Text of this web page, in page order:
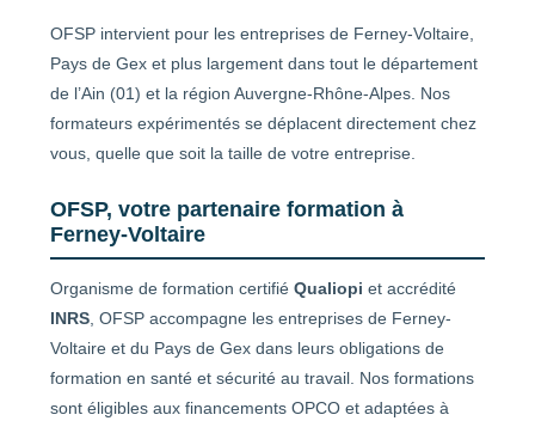
OFSP intervient pour les entreprises de Ferney-Voltaire,
Pays de Gex et plus largement dans tout le département
de l’Ain (01) et la région Auvergne-Rhône-Alpes. Nos
formateurs expérimentés se déplacent directement chez
vous, quelle que soit la taille de votre entreprise.
OFSP, votre partenaire formation à
Ferney-Voltaire
Organisme de formation certifié Qualiopi et accrédité
INRS , OFSP accompagne les entreprises de Ferney-
Voltaire et du Pays de Gex dans leurs obligations de
formation en santé et sécurité au travail. Nos formations
sont éligibles aux financements OPCO et adaptées à